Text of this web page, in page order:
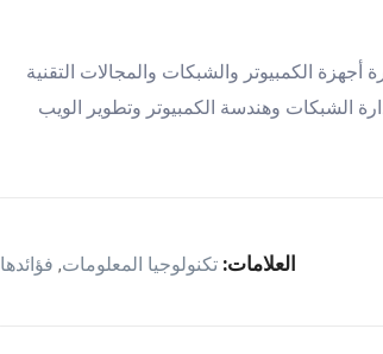
أجهزة الكمبيوتر والشبكات والمجالات التقنية
الشبكات وهندسة الكمبيوتر وتطوير الويب
العلامات: تكنولوجيا المعلومات, فؤائدها